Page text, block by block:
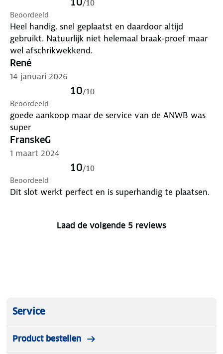
/10
Beoordeeld
Heel handig, snel geplaatst en daardoor altijd
gebruikt. Natuurlijk niet helemaal braak-proef maar
wel afschrikwekkend.
René
14 januari 2026
10/10
Beoordeeld
goede aankoop maar de service van de ANWB was
super
FranskeG
1 maart 2024
10/10
Beoordeeld
Dit slot werkt perfect en is superhandig te plaatsen.
Laad de volgende 5 reviews
Service
Product bestellen